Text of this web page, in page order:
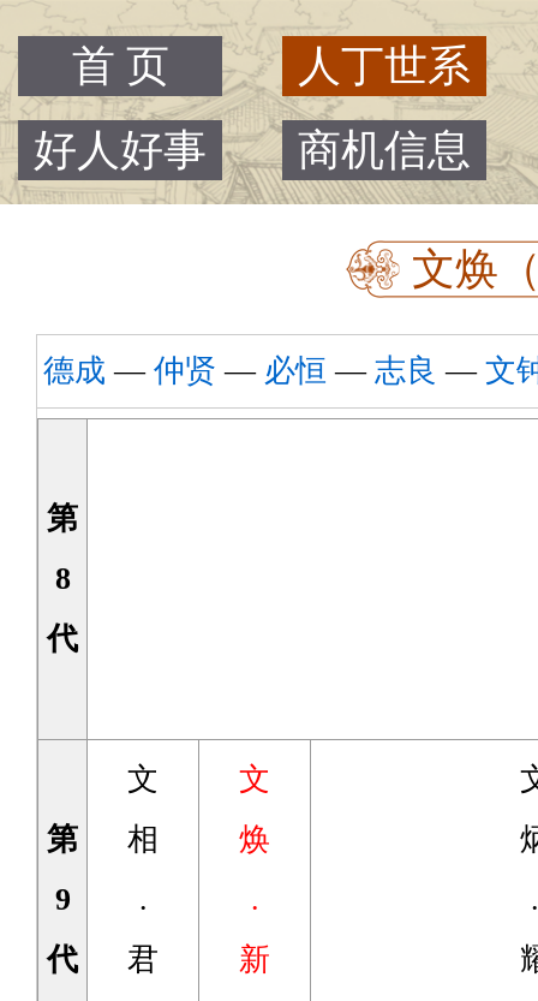
首 页
人丁世系
好人好事
商机信息
文焕
德成 — 仲贤 — 必恒 — 志良 — 文
第
8
代
第
9
代
文
相
.
君
文
焕
.
新
.